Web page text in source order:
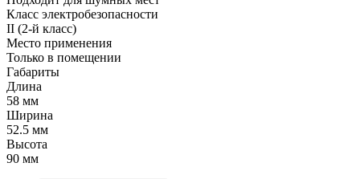
Класс электробезопасности
II (2-й класс)
Место применения
Только в помещении
Габариты
Длина
58 мм
Ширина
52.5 мм
Высота
90 мм